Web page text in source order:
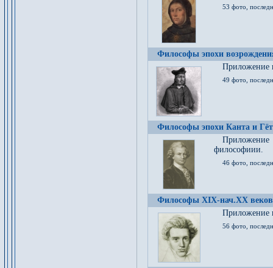
53 фото,
Философы эпохи
Приложение
49 фото,
Философы эпохи Канта и
философиии.
46 фото,
Философы XIX-нач.XX веков
Приложение
56 фото,